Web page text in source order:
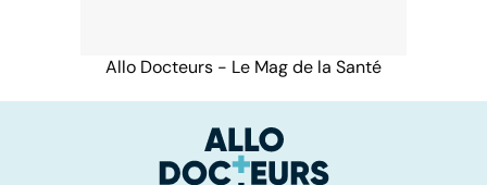
Allo Docteurs - Le Mag de la Santé